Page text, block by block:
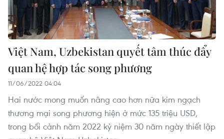
Việt Nam, Uzbekistan quyết tâm thúc đẩy
quan hệ hợp tác song phương
11/06/2022 04:04
Hai nước mong muốn nâng cao hơn nữa kim ngạch
thương mại song phương hiện ở mức 135 triệu USD,
trong bối cảnh năm 2022 kỷ niệm 30 năm ngày thiết lập